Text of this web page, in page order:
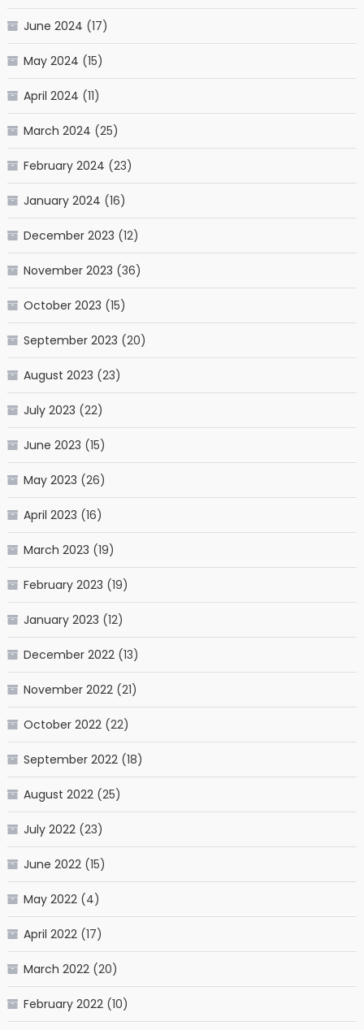
June 2024 (17)
May 2024 (15)
April 2024 (11)
March 2024 (25)
February 2024 (23)
January 2024 (16)
December 2023 (12)
November 2023 (36)
October 2023 (15)
September 2023 (20)
August 2023 (23)
July 2023 (22)
June 2023 (15)
May 2023 (26)
April 2023 (16)
March 2023 (19)
February 2023 (19)
January 2023 (12)
December 2022(13)
November 2022(21)
October 2022(22)
September 2022(18)
August 2022(25)
July 2022(23)
June 2022(15)
May 2022(4)
April 2022(17)
March 2022(20)
February 2022(10)